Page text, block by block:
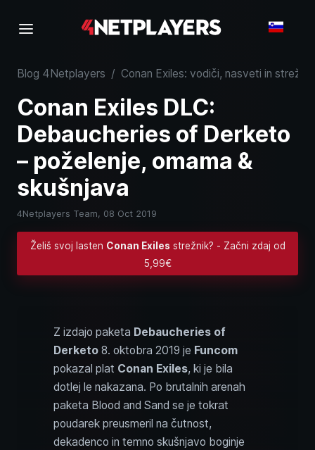
Blog 4Netplayers / Conan Exiles: vodiči, nasveti in
Conan Exiles DLC:
Debaucheries of Derketo
– poželenje, omama &
skušnjava
4Netplayers Team, 08 Oct 2019
Želiš svoj lasten Conan Exiles strežnik? - Začni zdaj od
5,99€
Z izdajo paketa Debaucheries of
Derketo 8. oktobra 2019 je Funcom
pokazal plat Conan Exiles, ki je bila
dotlej le nakazana. Po brutalnih arenah
paketa Blood and Sand se je tokrat
poudarek preusmeril na čutnost,
dekadenco in temno skušnjavo boginje